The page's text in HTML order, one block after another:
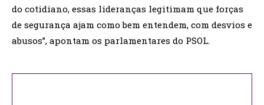
do cotidiano, essas lideranças legitimam que forças
de segurança ajam como bem entendem, com desvios e
abusos”, apontam os parlamentares do PSOL.